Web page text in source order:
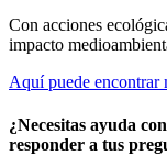
Con acciones
impacto
Aquí puede encontrar
¿Necesitas ayuda
responder a tus